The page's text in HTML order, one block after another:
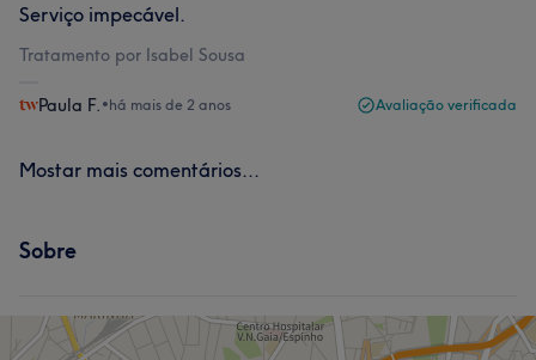
Serviço impecável.
Tratamento por Isabel Sousa
Paula F. •há mais de 2 anos Avaliação verificada
Mostar mais comentários...
Sobre